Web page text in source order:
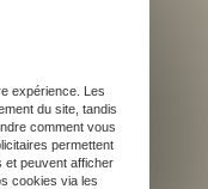
expérience. Les
du site, tandis
comment vous
permettent
et peuvent afficher
cookies via les